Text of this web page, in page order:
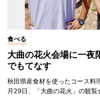
食べる
大曲の花火会場に一
でもてなす
秋田県産食材を使ったコース料
月29日、「大曲の花火」の観覧